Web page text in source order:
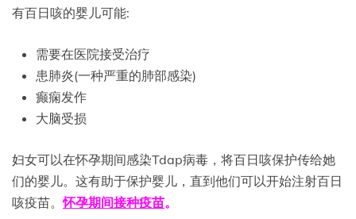
有百日咳的婴儿可能:
需要在医院接受治疗
患肺炎(一种严重的肺部感染)
癫痫发作
大脑受损
妇女可以在怀孕期间感染Tdap病毒，将百日咳保护传给她
们的婴儿。这有助于保护婴儿，直到他们可以开始注射百日
咳疫苗。怀孕期间接种疫苗。